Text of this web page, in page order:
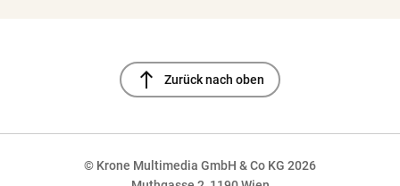
north Zurück nach oben
© Krone Multimedia GmbH & Co KG 2026